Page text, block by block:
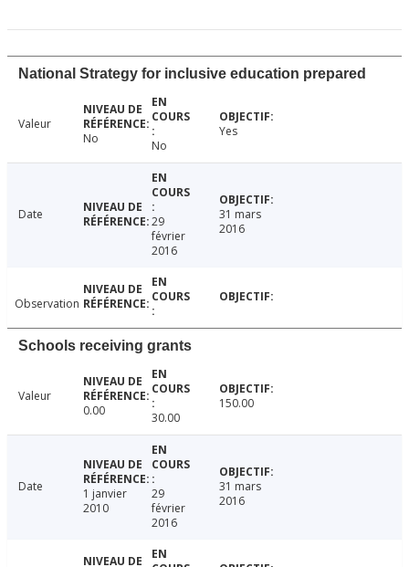
National Strategy for inclusive education prepared
Valeur
No
No
Yes
Date
29
février
2016
31 mars
2016
Observation
Schools receiving grants
Valeur
0.00
30.00
150.00
Date
1 janvier
2010
29
février
2016
31 mars
2016